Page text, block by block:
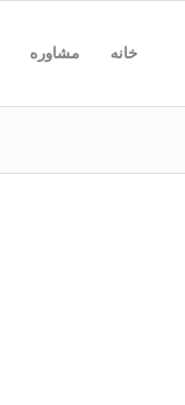
خانه مشاوره